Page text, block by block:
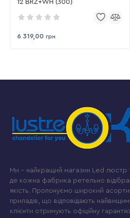
12 BRZ+WH (300)
6 319,00 грн
Ми – найкращий магазин Led люстр
де кожна фабрика ретельно
якість. Пропонуємо широкий
приладів, що відповідають
клієнти отримують офіційну